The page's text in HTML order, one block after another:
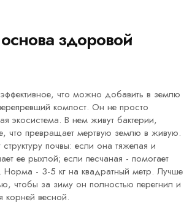
здоровой
что можно добавить в землю
компост. Он не просто
экосистема. В нем живут бактерии,
что превращает мертвую землю в живую.
почвы: если она тяжелая и
ее рыхлой; если песчаная - помогает
Норма - 3-5 кг на квадратный метр. Лучше
чтобы за зиму он полностью перегнил и
корней весной.